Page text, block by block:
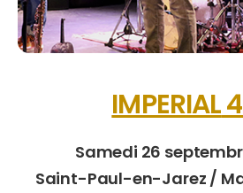
IMPERIAL
Samedi 26
Saint-Paul-en-Jarez /